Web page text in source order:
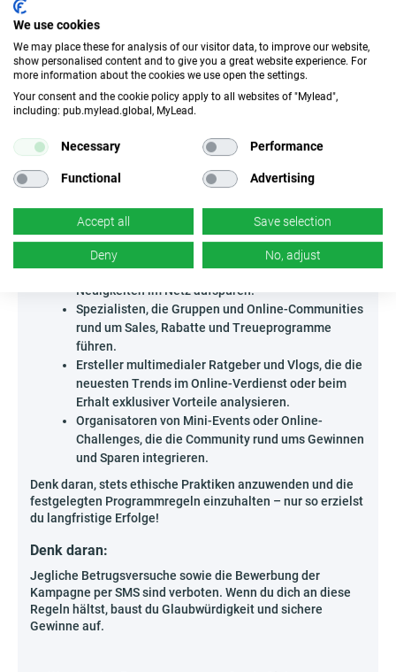
zählen hier doppelt. Es lohnt sich auch, eine Serie kurzer
Podcasts oder Infografiken zu erstellen, die potenzielle
Gewinne oder Erfolgschancen aufzeigen – Storytelling
funktioniert immer hervorragend, um die Vorstellungskraft
der Zielgruppe anzuregen. Tauche in Nischenformate ein
und überhole die Konkurrenz mit kreativer Promotion dieser
einzigartigen Kampagne!
Wer kann Sam's Club Membership $500 - US
bewerben?
Zielgruppen zu erreichen, die sich für Gewinnspiele,
Lotterien und exklusive Preise interessieren, insbesondere
auf dem US-Markt.
Newsletter-Autoren, die heiße Deals und
Neuigkeiten im Netz aufspüren.
Spezialisten, die Gruppen und Online-Communities
rund um Sales, Rabatte und Treueprogramme
führen.
Ersteller multimedialer Ratgeber und Vlogs, die die
neuesten Trends im Online-Verdienst oder beim
Erhalt exklusiver Vorteile analysieren.
Organisatoren von Mini-Events oder Online-
Challenges, die die Community rund ums Gewinnen
und Sparen integrieren.
Denk daran, stets ethische Praktiken anzuwenden und die
festgelegten Programmregeln einzuhalten – nur so erzielst
du langfristige Erfolge!
Denk daran:
Jegliche Betrugsversuche sowie die Bewerbung der
Kampagne per SMS sind verboten. Wenn du dich an diese
Regeln hältst, baust du Glaubwürdigkeit und sichere
Gewinne auf.
We use cookies
We may place these for analysis of our visitor data, to improve our website,
show personalised content and to give you a great website experience. For
more information about the cookies we use open the settings.
Your consent and the cookie policy apply to all websites of "Mylead",
including: pub.mylead.global, MyLead.
Necessary Performance
Functional Advertising
Accept all Save selection
Deny No, adjust